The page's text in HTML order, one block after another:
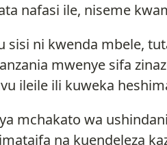
nafasi ile, niseme
sisi ni kwenda mbele,
mwenye sifa
ileile ili kuweka
mchakato wa
na kuendeleza